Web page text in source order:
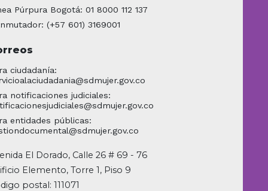
Púrpura Bogotá: 01 8000 112 137
(+57 601) 3169001
ciudadanía:
notificaciones judiciales:
entidades públicas:
El Dorado, Calle 26 # 69 - 76
Elemento, Torre 1, Piso 9
postal: 111071